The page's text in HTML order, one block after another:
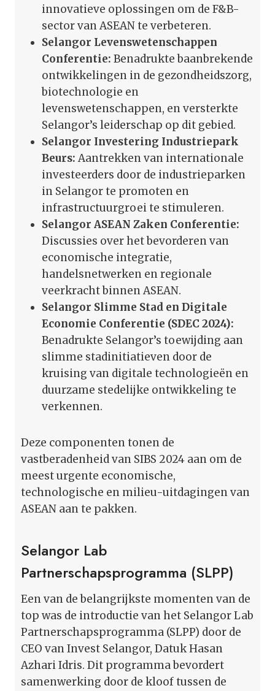
innovatieve oplossingen om de F&B-
sector van ASEAN te verbeteren.
Selangor Levenswetenschappen
Conferentie: Benadrukte baanbrekende
ontwikkelingen in de gezondheidszorg,
biotechnologie en
levenswetenschappen, en versterkte
Selangor’s leiderschap op dit gebied.
Selangor Investering Industriepark
Beurs: Aantrekken van internationale
investeerders door de industrieparken
in Selangor te promoten en
infrastructuurgroei te stimuleren.
Selangor ASEAN Zaken Conferentie:
Discussies over het bevorderen van
economische integratie,
handelsnetwerken en regionale
veerkracht binnen ASEAN.
Selangor Slimme Stad en Digitale
Economie Conferentie (SDEC 2024):
Benadrukte Selangor’s toewijding aan
slimme stadinitiatieven door de
kruising van digitale technologieën en
duurzame stedelijke ontwikkeling te
verkennen.
Deze componenten tonen de
vastberadenheid van SIBS 2024 aan om de
meest urgente economische,
technologische en milieu-uitdagingen van
ASEAN aan te pakken.
Selangor Lab
Partnerschapsprogramma (SLPP)
Een van de belangrijkste momenten van de
top was de introductie van het Selangor Lab
Partnerschapsprogramma (SLPP) door de
CEO van Invest Selangor, Datuk Hasan
Azhari Idris. Dit programma bevordert
samenwerking door de kloof tussen de